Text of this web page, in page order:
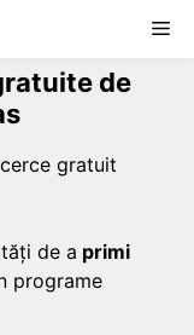
de
gratuit
de a primi
programe